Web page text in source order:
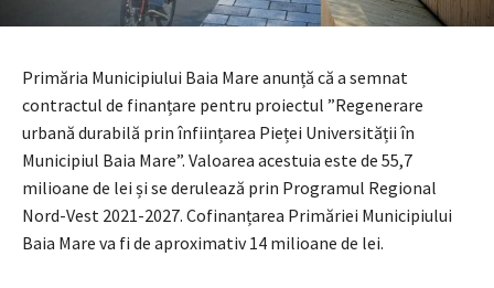
Primăria Municipiului Baia Mare anunță că a semnat
contractul de finanțare pentru proiectul ”Regenerare
urbană durabilă prin înființarea Pieței Universității în
Municipiul Baia Mare”. Valoarea acestuia este de 55,7
milioane de lei și se derulează prin Programul Regional
Nord-Vest 2021-2027. Cofinanțarea Primăriei Municipiului
Baia Mare va fi de aproximativ 14 milioane de lei.